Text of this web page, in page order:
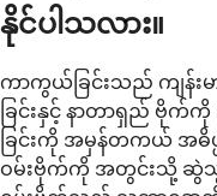
နိုင်ပါသလား။
ကာကွယ်ခြင်းသည် ကျန်း
ခြင်းနှင့် နာတာရှည် ဗိုက်
ခြင်းကို အမှန်တကယ် အ
ဝမ်းဗိုက်ကို အတွင်းသို့ ဆွဲ